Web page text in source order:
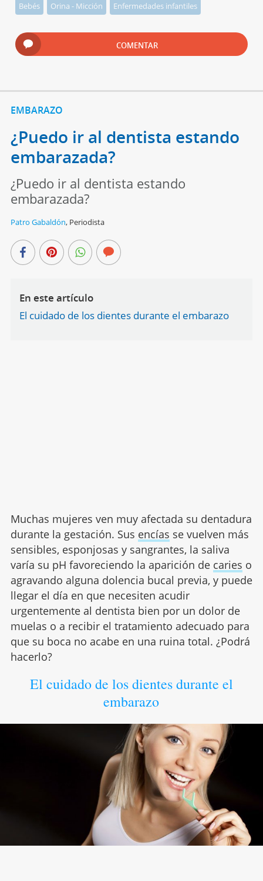
Bebés Orina - Micción Enfermedades infantiles
COMENTAR
EMBARAZO
¿Puedo ir al dentista estando
embarazada?
¿Puedo ir al dentista estando
embarazada?
Patro Gabaldón, Periodista
En este artículo
El cuidado de los dientes durante el embarazo
Muchas mujeres ven muy afectada su dentadura
durante la gestación. Sus encías se vuelven más
sensibles, esponjosas y sangrantes, la saliva
varía su pH favoreciendo la aparición de caries o
agravando alguna dolencia bucal previa, y puede
llegar el día en que necesiten acudir
urgentemente al dentista bien por un dolor de
muelas o a recibir el tratamiento adecuado para
que su boca no acabe en una ruina total. ¿Podrá
hacerlo?
El cuidado de los dientes durante el
embarazo